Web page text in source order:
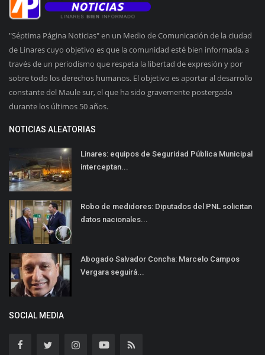
"Séptima Página Noticias" en un Medio de Comunicación de la ciudad
de Linares cuyo objetivo es que la comunidad esté bien informada, a
través de un periodismo que respeta la libertad de expresión y por
sobre todo los derechos humanos. El objetivo es aportar al desarrollo
constante del Maule sur, el que ha sido gravemente postergado
durante los últimos 50 años.
NOTICIAS ALEATORIAS
Linares: equipos de Seguridad Pública Municipal
interceptan...
Robo de medidores: Diputados del PNL solicitan
datos nacionales...
Abogado Salvador Concha: Marcelo Campos
Vergara seguirá...
SOCIAL MEDIA